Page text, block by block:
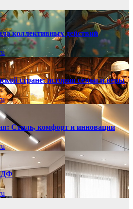
коллективных действий
стране: история семьи и веры
Стиль, комфорт и инновации